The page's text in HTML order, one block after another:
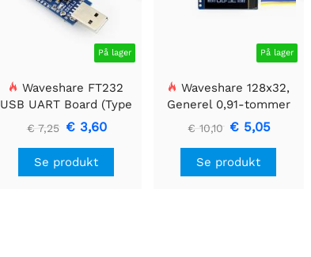
På lager
Waveshare FT232
USB UART Board (Type
A), USB til TTL (UART)
kommunikationsmodul
€ 7,25 € 3,60
Se produkt
På lager
Waveshare 128x32,
Generel 0,91-tommer
OLED displaymodul
€ 10,10 € 5,05
Se produkt